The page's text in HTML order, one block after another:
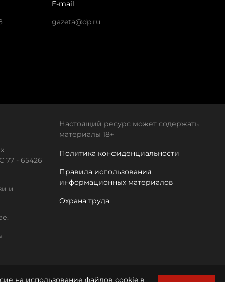
E-mail
gazeta@dp.ru
77 - 65426
и
Настоящий ресурс может содержать
материалы 18+
Политика конфиденциальности
Правила использования
информационных материалов
Охрана труда
на использование файлов cookie в